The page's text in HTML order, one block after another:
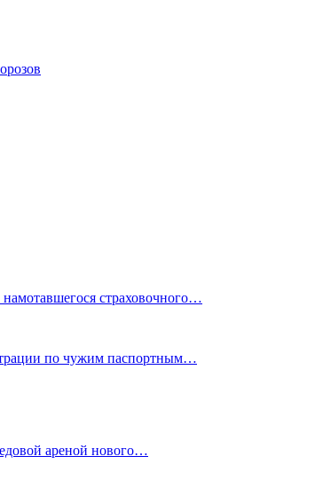
страховочного…
по чужим паспортным…
ареной нового…